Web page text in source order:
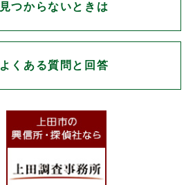
見つからないときは
よくある質問と回答